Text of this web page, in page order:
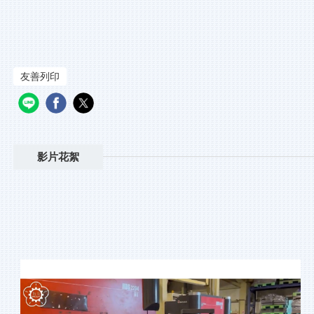
友善列印
影片花絮